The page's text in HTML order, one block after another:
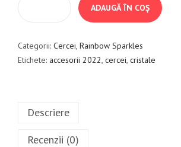
ADAUGĂ ÎN COȘ
Categorii: Cercei Rainbow Sparkles
Etichete: accesorii 2022 cercei cristale
Descriere
Recenzii (0)